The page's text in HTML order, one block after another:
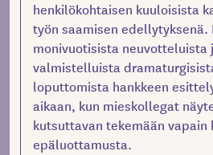
henkilökohtaisen kuuloisista
työn saamisen edellytyksenä.
monivuotisista
valmistelluista
loputtomista hankkeen
aikaan, kun mieskollegat
kutsuttavan tekemään vapain
epäluottamusta.